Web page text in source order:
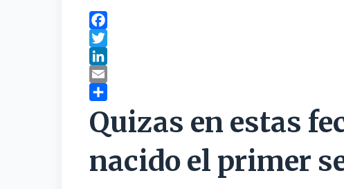
F
a
c
e
b
o
T
w
t
L
n
k
d
E
m
a
C
o
p
Quizas en estas
nacido el primer